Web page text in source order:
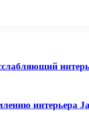
интерьера